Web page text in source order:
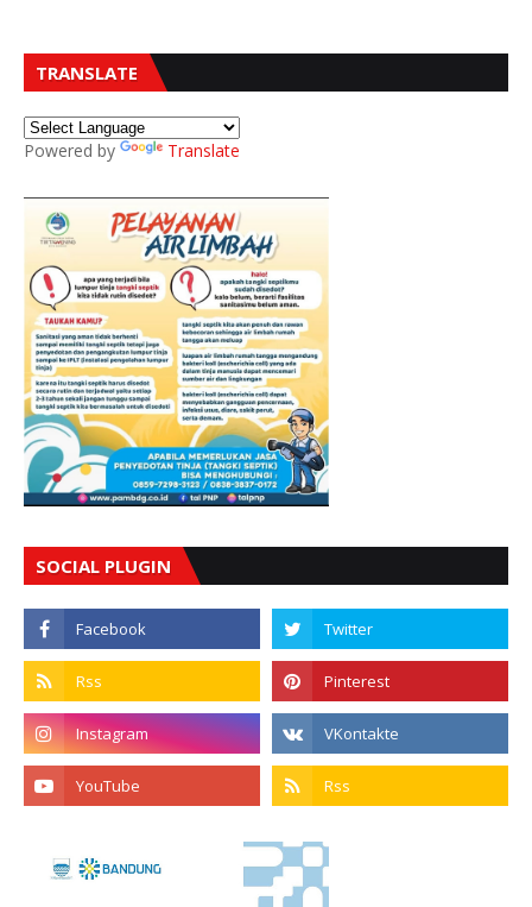
TRANSLATE
Powered by Translate
SOCIAL PLUGIN